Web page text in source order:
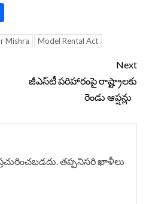
Mishra Model Rental Act
Next
జీఎస్‌టీ పరిహారంపై రాష్ట్రాలకు
రెండు ఆప్షన్లు
తప్పనిసరి ఖాళీలు